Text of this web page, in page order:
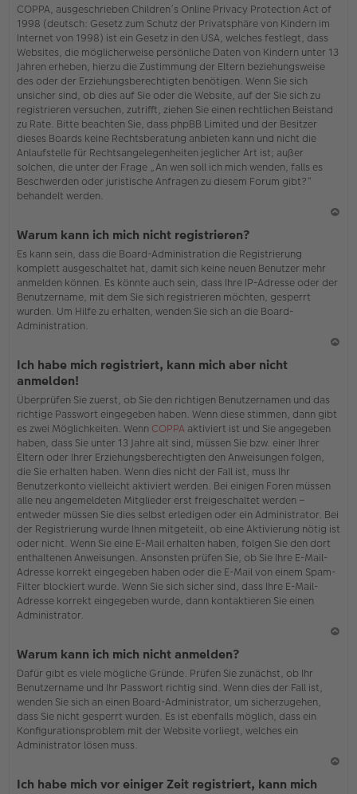
h
en
COPPA, ausgeschrieben Children’s Online Privacy Protection Act of
1998 (deutsch: Gesetz zum Schutz der Privatsphäre von Kindern im
Internet von 1998) ist ein Gesetz in den USA, welches festlegt, dass
Websites, die möglicherweise persönliche Daten von Kindern unter 13
Jahren erheben, hierzu die Zustimmung der Eltern beziehungsweise
des oder der Erziehungsberechtigten benötigen. Wenn Sie sich
unsicher sind, ob dies auf Sie oder die Website, auf der Sie sich zu
registrieren versuchen, zutrifft, ziehen Sie einen rechtlichen Beistand
zu Rate. Bitte beachten Sie, dass phpBB Limited und der Besitzer
dieses Boards keine Rechtsberatung anbieten kann und nicht die
Anlaufstelle für Rechtsangelegenheiten jeglicher Art ist; außer
solchen, die unter der Frage „An wen soll ich mich wenden, falls es
Beschwerden oder juristische Anfragen zu diesem Forum gibt?“
behandelt werden.
b
Warum kann ich mich nicht registrieren?
Es kann sein, dass die Board-Administration die Registrierung
komplett ausgeschaltet hat, damit sich keine neuen Benutzer mehr
anmelden können. Es könnte auch sein, dass Ihre IP-Adresse oder der
Benutzername, mit dem Sie sich registrieren möchten, gesperrt
wurden. Um Hilfe zu erhalten, wenden Sie sich an die Board-
Administration.
b
en
Ich habe mich registriert, kann mich aber nicht
anmelden!
Überprüfen Sie zuerst, ob Sie den richtigen Benutzernamen und das
richtige Passwort eingegeben haben. Wenn diese stimmen, dann gibt
es zwei Möglichkeiten. Wenn COPPA aktiviert ist und Sie angegeben
haben, dass Sie unter 13 Jahre alt sind, müssen Sie bzw. einer Ihrer
Eltern oder Ihrer Erziehungsberechtigten den Anweisungen folgen,
die Sie erhalten haben. Wenn dies nicht der Fall ist, muss Ihr
Benutzerkonto vielleicht aktiviert werden. Bei einigen Foren müssen
alle neu angemeldeten Mitglieder erst freigeschaltet werden –
entweder müssen Sie dies selbst erledigen oder ein Administrator. Bei
der Registrierung wurde Ihnen mitgeteilt, ob eine Aktivierung nötig ist
oder nicht. Wenn Sie eine E-Mail erhalten haben, folgen Sie den dort
enthaltenen Anweisungen. Ansonsten prüfen Sie, ob Sie Ihre E-Mail-
Adresse korrekt eingegeben haben oder die E-Mail von einem Spam-
Filter blockiert wurde. Wenn Sie sich sicher sind, dass Ihre E-Mail-
Adresse korrekt eingegeben wurde, dann kontaktieren Sie einen
Administrator.
Warum kann ich mich nicht anmelden?
Dafür gibt es viele mögliche Gründe. Prüfen Sie zunächst, ob Ihr
Benutzername und Ihr Passwort richtig sind. Wenn dies der Fall ist,
wenden Sie sich an einen Board-Administrator, um sicherzugehen,
dass Sie nicht gesperrt wurden. Es ist ebenfalls möglich, dass ein
Konfigurationsproblem mit der Website vorliegt, welches ein
Administrator lösen muss.
Ich habe mich vor einiger Zeit registriert, kann mich